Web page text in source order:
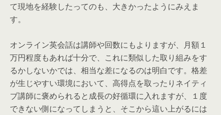
て現地を経験したってのも、大きかったようにみえま
す。
オンライン英会話は講師や回数にもよりますが、月額１
万円程度もあれば十分で、これに類似した取り組みをす
るかしないかでは、相当な差になるのは明白です。格差
が生じやすい環境において、高得点を取ったりネイティ
ブ講師に褒められると成長の好循環に入れますが、１度
できない側になってしまうと、そこから這い上がるには